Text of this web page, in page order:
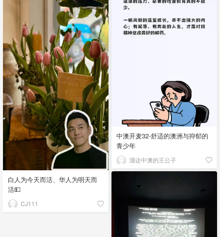
中澳开麦32-舒适的澳洲与抑郁的
青少年
溜达中澳的王公子
白人为今天而活、华人为明天而
活💵
CJ111